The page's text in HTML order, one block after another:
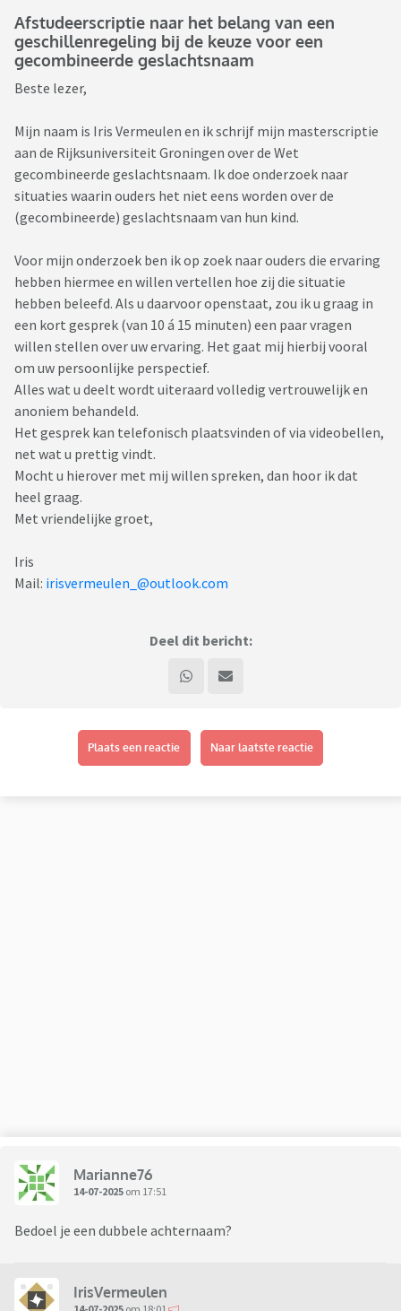
Afstudeerscriptie naar het belang van een
geschillenregeling bij de keuze voor een
gecombineerde geslachtsnaam
Beste lezer,
Mijn naam is Iris Vermeulen en ik schrijf mijn masterscriptie
aan de Rijksuniversiteit Groningen over de Wet
gecombineerde geslachtsnaam. Ik doe onderzoek naar
situaties waarin ouders het niet eens worden over de
(gecombineerde) geslachtsnaam van hun kind.
Voor mijn onderzoek ben ik op zoek naar ouders die ervaring
hebben hiermee en willen vertellen hoe zij die situatie
hebben beleefd. Als u daarvoor openstaat, zou ik u graag in
een kort gesprek (van 10 á 15 minuten) een paar vragen
willen stellen over uw ervaring. Het gaat mij hierbij vooral
om uw persoonlijke perspectief.
Alles wat u deelt wordt uiteraard volledig vertrouwelijk en
anoniem behandeld.
Het gesprek kan telefonisch plaatsvinden of via videobellen,
net wat u prettig vindt.
Mocht u hierover met mij willen spreken, dan hoor ik dat
heel graag.
Met vriendelijke groet,
Iris
Mail: irisvermeulen_@outlook.com
Deel dit bericht:
Plaats een reactie Naar laatste reactie
Marianne76
14-07-2025 om 17:51
Bedoel je een dubbele achternaam?
IrisVermeulen